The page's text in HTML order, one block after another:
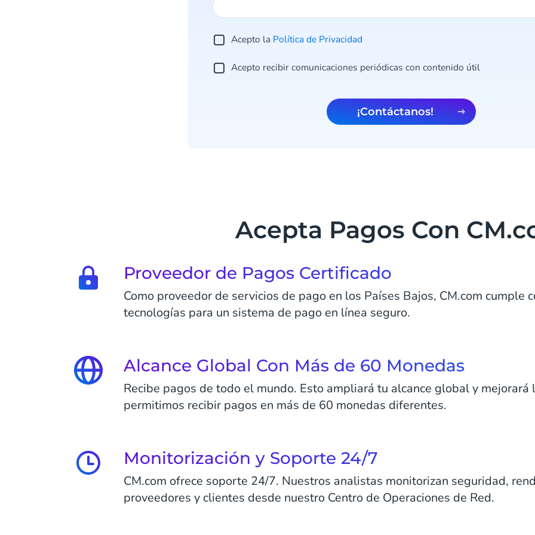
Acepto la Política de Privacidad
Acepto recibir comunicaciones periódicas con contenido útil
¡Contáctanos!
Acepta Pagos Con
Proveedor de Pagos Certificado
Como proveedor de servicios de pago en los Países Bajos, CM.com cumple
tecnologías para un sistema de pago en línea seguro.
Alcance Global Con Más de 60 Monedas
Recibe pagos de todo el mundo. Esto ampliará tu alcance global y
permitimos recibir pagos en más de 60 monedas diferentes.
Monitorización y Soporte 24/7
CM.com ofrece soporte 24/7. Nuestros analistas monitorizan seguridad,
proveedores y clientes desde nuestro Centro de Operaciones de Red.